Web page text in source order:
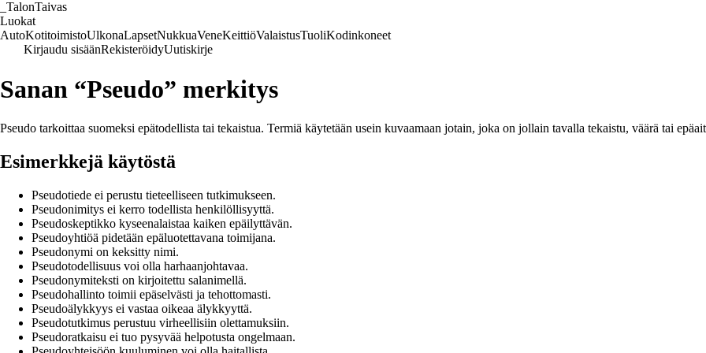
TalonTaivas
Luokat
AutoKotitoimistoUlkonaLapsetNukkuaVeneKeittiöValaistusTuoliKodinkoneet
Kirjaudu sisäänRekisteröidyUutiskirje
Sanan “Pseudo” merkitys
Pseudo tarkoittaa suomeksi epätodellista tai tekaistua. Termiä käytetään usein kuvaamaan jotain, joka on jollain tavalla tekaistu, väärä tai
Esimerkkejä käytöstä
Pseudotiede ei perustu tieteelliseen tutkimukseen.
Pseudonimitys ei kerro todellista henkilöllisyyttä.
Pseudoskeptikko kyseenalaistaa kaiken epäilyttävän.
Pseudoyhtiöä pidetään epäluotettavana toimijana.
Pseudonymi on keksitty nimi.
Pseudotodellisuus voi olla harhaanjohtavaa.
Pseudonymiteksti on kirjoitettu salanimellä.
Pseudohallinto toimii epäselvästi ja tehottomasti.
Pseudoälykkyys ei vastaa oikeaa älykkyyttä.
Pseudotutkimus perustuu virheellisiin olettamuksiin.
Pseudoratkaisu ei tuo pysyvää helpotusta ongelmaan.